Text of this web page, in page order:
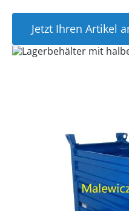
Jetzt Ihren Artikel